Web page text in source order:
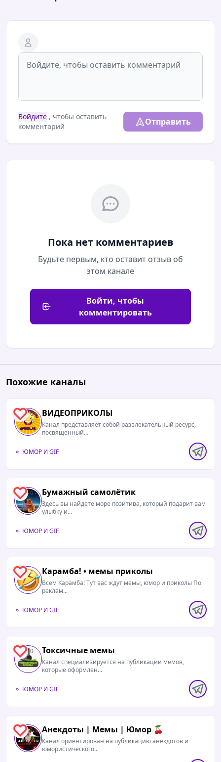
Войдите , чтобы оставить
комментарий
Отправить
Пока нет комментариев
Будьте первым, кто оставит отзыв об
этом канале
Войти, чтобы
комментировать
Похожие каналы
0 ВИДЕОПРИКОЛЫ
Канал представляет собой развлекательный ресурс,
посвященный...
ЮМОР И GIF
0 Бумажный самолётик
Здесь вы найдете море позитива, который подарит вам
улыбку и...
ЮМОР И GIF
1 Карамба! • мемы приколы
Всем Карамба! Тут вас ждут мемы, юмор и приколы По
реклам...
ЮМОР И GIF
0 Токсичные мемы
Канал специализируется на публикации мемов,
которые оформлен...
ЮМОР И GIF
1 Анекдоты | Мемы | Юмор 🍒
Канал ориентирован на публикацию анекдотов и
юмористического...